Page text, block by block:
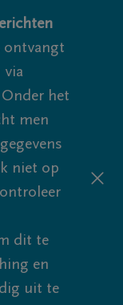
ontvangt
via
het
men
niet op
dit te
en
uit te